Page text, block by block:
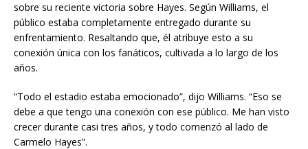
sobre su reciente victoria sobre Hayes. Según Williams, el
público estaba completamente entregado durante su
enfrentamiento. Resaltando que, él atribuye esto a su
conexión única con los fanáticos, cultivada a lo largo de los
años.
“Todo el estadio estaba emocionado”, dijo Williams. “Eso se
debe a que tengo una conexión con ese público. Me han visto
crecer durante casi tres años, y todo comenzó al lado de
Carmelo Hayes”.